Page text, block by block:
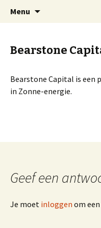
Bearstone
Menu
Bearstone
Bearstone Capital is een
in Zonne-energie.
Geef een
Je moet inloggen om